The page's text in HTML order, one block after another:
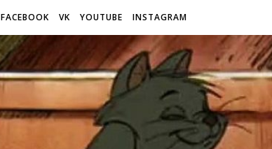
FACEBOOK VK YOUTUBE INSTAGRAM